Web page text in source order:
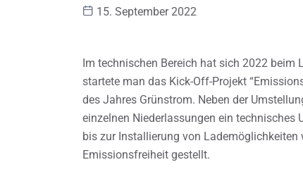
15. September 2022
Im technischen Bereich hat sich 2022 beim
startete man das Kick-Off-Projekt
des Jahres Grünstrom. Neben der
einzelnen Niederlassungen ein
bis zur Installierung von Lademöglichkeiten
Emissionsfreiheit gestellt.